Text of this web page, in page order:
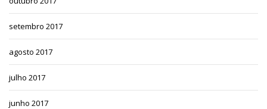
setembro 2017
agosto 2017
julho 2017
junho 2017